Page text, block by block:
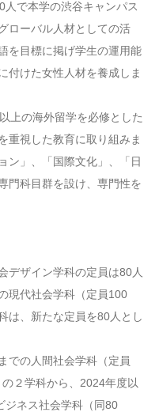
で本学の渋谷キャンパス
ローバル人材としての活
を目標に掲げ学生の運用能
付けた女性人材を養成しま
上の海外留学を必修とした
重視した教育に取り組みま
ン」、「国際⽂化」、「⽇
門科目群を設け、専門性を
デザイン学科の定員は80人
現代社会学科（定員100
は、新たな定員を80人とし
での人間社会学科（定員
２学科から、2024年度以
ジネス社会学科（同80